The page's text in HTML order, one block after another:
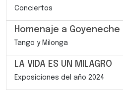
Conciertos
Homenaje a Goyeneche
Tango y Milonga
LA VIDA ES UN MILAGRO
Exposiciones del año 2024